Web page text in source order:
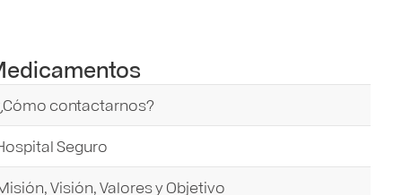
contactarnos?
Seguro
Visión, Valores y Objetivo